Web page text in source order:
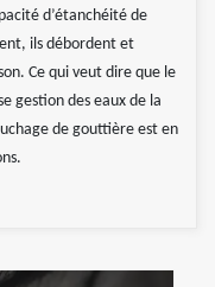
d’étanchéité de
ils débordent et
Ce qui veut dire que le
gestion des eaux de la
de gouttière est en